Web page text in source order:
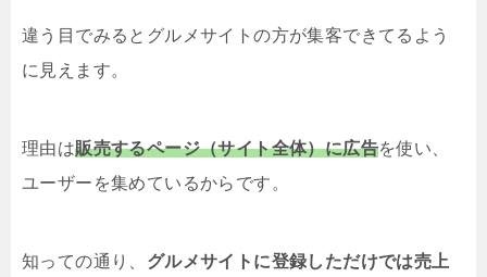
違う目でみるとグルメサイトの方が集客できてるよう
に見えます。
理由は販売するページ（サイト全体）に広告を使い、
ユーザーを集めているからです。
知っての通り、 グルメサイトに登録しただけでは売上